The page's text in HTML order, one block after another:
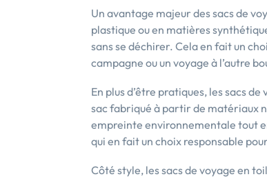
Un avantage majeur des sacs de
plastique ou en matières
sans se déchirer. Cela en fait un
campagne ou un voyage à l’autre
En plus d’être pratiques, les sacs
sac fabriqué à partir de matériaux
empreinte environnementale tout
qui en fait un choix responsable
Côté style, les sacs de voyage en